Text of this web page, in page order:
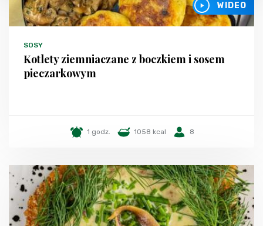
WIDEO
SOSY
Kotlety ziemniaczane z boczkiem i sosem
pieczarkowym
1 godz. 1058 kcal 8